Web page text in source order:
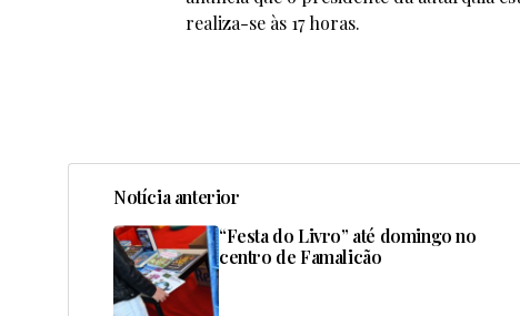
realiza-se às 17 horas.
Notícia anterior
“Festa do Livro” até domingo no
centro de Famalicão